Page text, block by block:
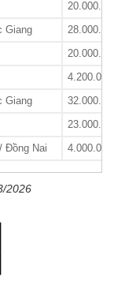
Giang
Giang
Đồng Nai
2026